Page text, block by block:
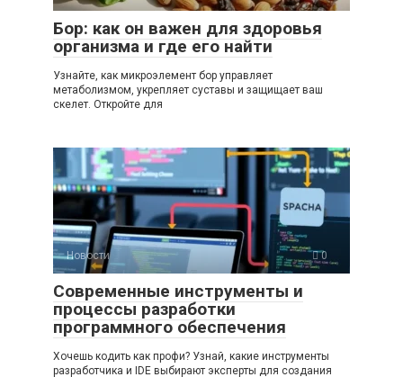
Бор: как он важен для здоровья
организма и где его найти
Узнайте, как микроэлемент бор управляет
метаболизмом, укрепляет суставы и защищает ваш
скелет. Откройте для
Новости 0
Современные инструменты и
процессы разработки
программного обеспечения
Хочешь кодить как профи? Узнай, какие инструменты
разработчика и IDE выбирают эксперты для создания